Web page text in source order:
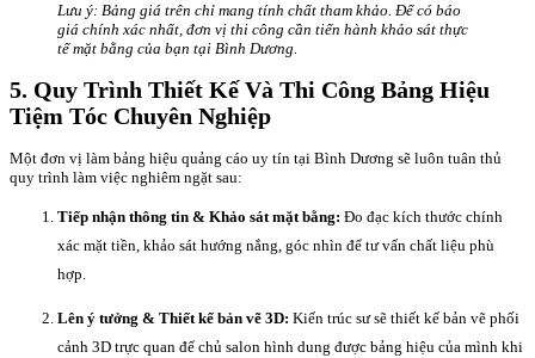
Lưu ý: Bảng giá trên chỉ mang tính chất tham khảo. Để có báo
giá chính xác nhất, đơn vị thi công cần tiến hành khảo sát thực
tế mặt bằng của bạn tại Bình Dương.
5. Quy Trình Thiết Kế Và Thi Công Bảng Hiệu
Tiệm Tóc Chuyên Nghiệp
Một đơn vị làm bảng hiệu quảng cáo uy tín tại Bình Dương sẽ luôn tuân thủ
quy trình làm việc nghiêm ngặt sau:
Tiếp nhận thông tin & Khảo sát mặt bằng: Đo đạc kích thước chính
xác mặt tiền, khảo sát hướng nắng, góc nhìn để tư vấn chất liệu phù
hợp.
Lên ý tưởng & Thiết kế bản vẽ 3D: Kiến trúc sư sẽ thiết kế bản vẽ phối
cảnh 3D trực quan để chủ salon hình dung được bảng hiệu của mình khi